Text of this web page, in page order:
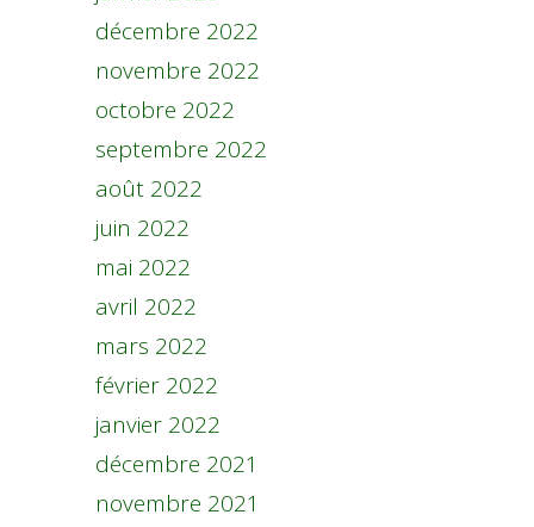
décembre 2022
novembre 2022
octobre 2022
septembre 2022
août 2022
juin 2022
mai 2022
avril 2022
mars 2022
février 2022
janvier 2022
décembre 2021
novembre 2021